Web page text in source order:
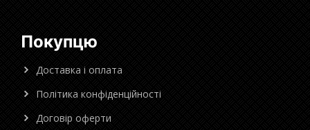
Покупцю
Доставка і оплата
Політика конфіденційності
Договір оферти